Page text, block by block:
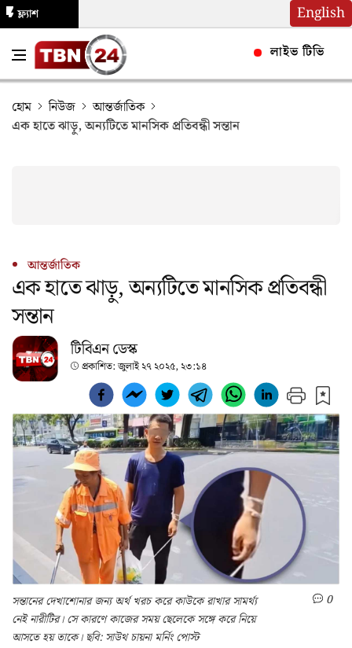
English
ফ্ল্যাশ
লাইভ টিভি
হোম নিউজ
আন্তর্জাতিক
এক হাতে ঝাড়ু, অন্যটিতে মানসিক প্রতিবন্ধী সন্তান
আন্তর্জাতিক
এক হাতে ঝাড়ু, অন্যটিতে মানসিক প্রতিবন্ধী
সন্তান
টিবিএন ডেস্ক
প্রকাশিত:জুলাই ২৭ ২০২৫, ২৩:১৪
সন্তানের দেখাশোনার জন্য অর্থ খরচ করে কাউকে রাখার সামর্থ্য
নেই নারীটির। সে কারণে কাজের সময় ছেলেকে সঙ্গে করে নিয়ে
আসতে হয় তাকে। ছবি: সাউথ চায়না মর্নিং পোস্ট
0